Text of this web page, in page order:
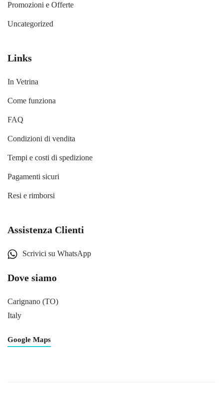
Promozioni e Offerte
Uncategorized
Links
In Vetrina
Come funziona
FAQ
Condizioni di vendita
Tempi e costi di spedizione
Pagamenti sicuri
Resi e rimborsi
Assistenza Clienti
Scrivici su WhatsApp
Dove siamo
Carignano (TO)
Italy
Google Maps